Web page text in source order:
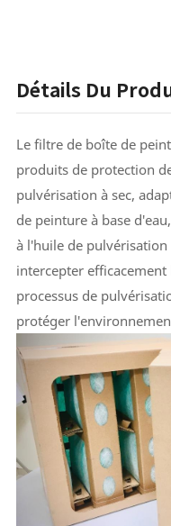
Détails Du
Le filtre de boîte de
produits de protection
pulvérisation à sec,
de peinture à base
à l'huile de
intercepter
processus de
protéger